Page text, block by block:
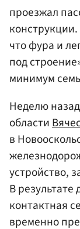
проезжал
что фура и
под
минимум
Неделю
области
в
устройство,
В
контактная
временно